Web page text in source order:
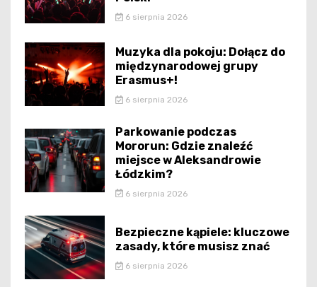
6 sierpnia 2026
Muzyka dla pokoju: Dołącz do
międzynarodowej grupy
Erasmus+!
6 sierpnia 2026
Parkowanie podczas
Mororun: Gdzie znaleźć
miejsce w Aleksandrowie
Łódzkim?
6 sierpnia 2026
Bezpieczne kąpiele: kluczowe
zasady, które musisz znać
6 sierpnia 2026